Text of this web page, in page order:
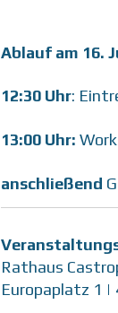
Ablauf am 16.
12:30 Uhr:
13:00 Uhr:
anschließend
Rathaus
Europaplatz 1 |